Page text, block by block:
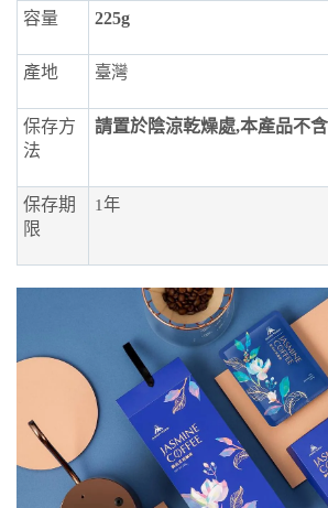
容量 225g
產地 臺灣
保存方
法
請置於陰涼乾燥處,本產品不
保存期
限
1年